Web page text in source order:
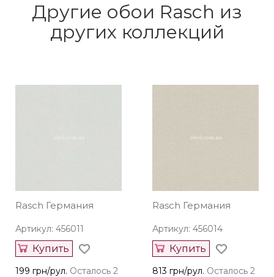
Другие обои Rasch из
других коллекций
Rasch Германия
Артикул: 456011
Купить
199 грн/рул. Осталось 2
Rasch Германия
Артикул: 456014
Купить
813 грн/рул. Осталось 2